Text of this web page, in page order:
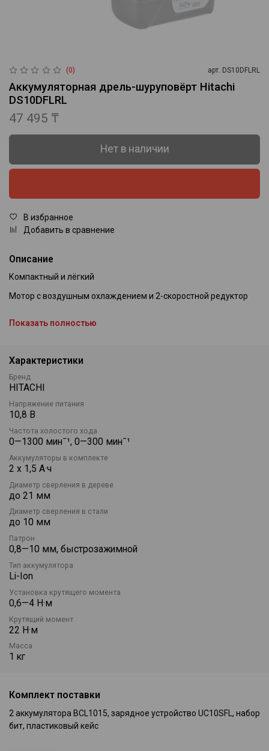
(0) арт. DS10DFLRL
Аккумуляторная дрель-шуруповёрт Hitachi
DS10DFLRL
47 495 ₸
Нет в наличии
В избранное
Добавить в сравнение
Описание
Компактный и лёгкий
Мотор с воздушным охлаждением и 2-скоростной редуктор
Аккумулятор BCL1015 (10,8 В, 1,5 А•ч)
Зарядное устройство UC10SFL (время зарядки 40 мин.)
Показать полностью
Характеристики
Бренд
HITACHI
Напряжение питания
10,8 В
Частота холостого хода
0—1300 минˉ¹, 0—300 минˉ¹
Аккумуляторы в комплекте
2 х 1,5 А·ч
Диаметр сверления в дереве
до 21 мм
Диаметр сверления в стали
до 10 мм
Патрон
0,8—10 мм, быстрозажимной
Тип аккумулятора
Li-Ion
Установка крутящего момента
0,6—4 Н·м
Крутящий момент
22 Н·м
Масса
1 кг
Комплект поставки
2 аккумулятора BСL1015, зарядное устройство UC10SFL, набор
бит, пластиковый кейс